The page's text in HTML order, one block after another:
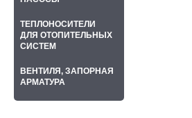
ТЕПЛОНОСИТЕЛИ
ДЛЯ ОТОПИТЕЛЬНЫХ
СИСТЕМ
ВЕНТИЛЯ, ЗАПОРНАЯ
АРМАТУРА